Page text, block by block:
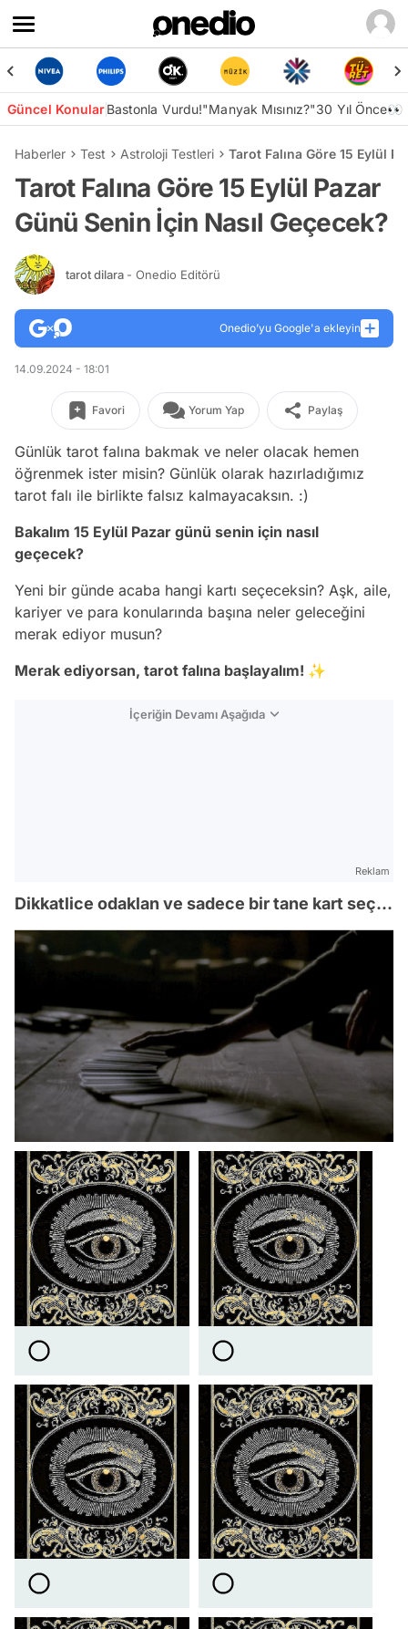
Güncel KonularBastonla Vurdu!"Manyak Mısınız?"30 Yıl Önce👀
Haberler Test Astroloji Testleri Tarot Falına Göre 15 Eylül
Tarot Falına Göre 15 Eylül Pazar
Günü Senin İçin Nasıl Geçecek?
tarot dilara - Onedio Editörü
Onedio’yu Google'a ekleyin
14.09.2024 - 18:01
Favori Yorum Yap Paylaş
Günlük tarot falına bakmak ve neler olacak hemen
öğrenmek ister misin? Günlük olarak hazırladığımız
tarot falı ile birlikte falsız kalmayacaksın. :)
Bakalım 15 Eylül Pazar günü senin için nasıl
geçecek?
Yeni bir günde acaba hangi kartı seçeceksin? Aşk, aile,
kariyer ve para konularında başına neler geleceğini
merak ediyor musun?
Merak ediyorsan, tarot falına başlayalım! ✨
İçeriğin Devamı Aşağıda
Reklam
Dikkatlice odaklan ve sadece bir tane kart seç...